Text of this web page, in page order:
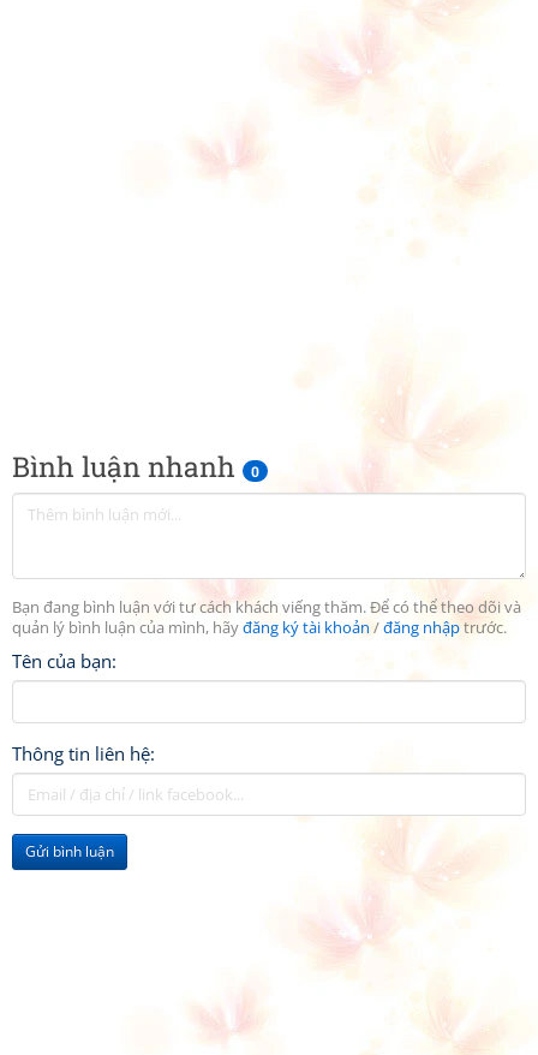
Bình luận nhanh 0
Bạn đang bình luận với tư cách khách viếng thăm. Để có thể theo dõi và
quản lý bình luận của mình, hãyđăng ký tài khoản /đăng nhậptrước.
Tên của bạn:
Thông tin liên hệ:
Gửi bình luận